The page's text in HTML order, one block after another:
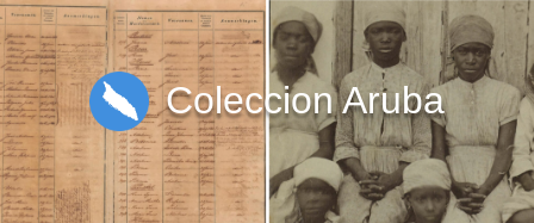
Coleccion Aruba